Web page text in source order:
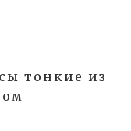
тонкие из